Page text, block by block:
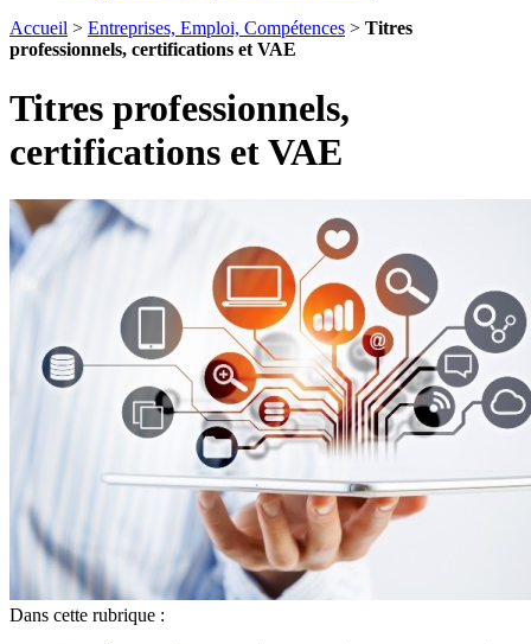
Accueil > Entreprises, Emploi, Compétences > Titres
professionnels, certifications et VAE
Titres professionnels,
certifications et VAE
Dans cette rubrique :